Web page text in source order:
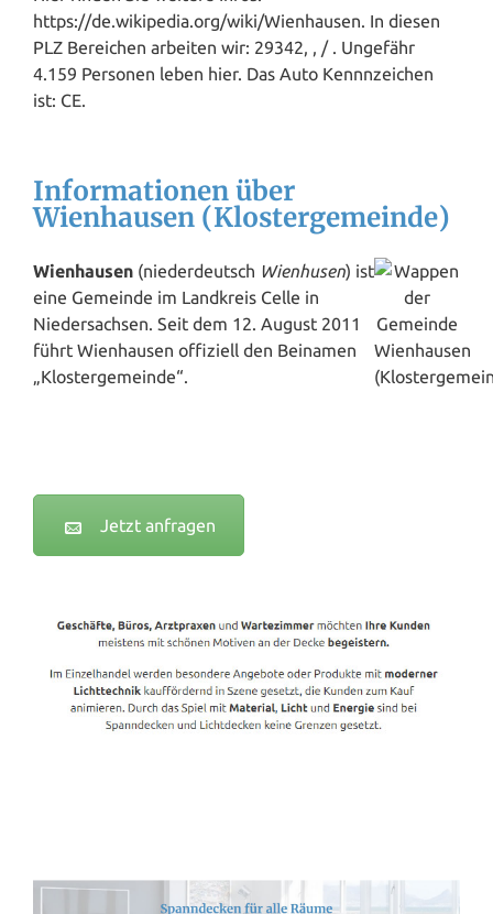
https://de.wikipedia.org/wiki/Wienhausen. In diesen
PLZ Bereichen arbeiten wir: 29342, , / . Ungefähr
4.159 Personen leben hier. Das Auto Kennnzeichen
ist: CE.
Informationen über
Wienhausen (Klostergemeinde)
Wienhausen (niederdeutsch Wienhusen) ist
eine Gemeinde im Landkreis Celle in
Niedersachsen. Seit dem 12. August 2011
führt Wienhausen offiziell den Beinamen
„Klostergemeinde“.
Jetzt anfragen